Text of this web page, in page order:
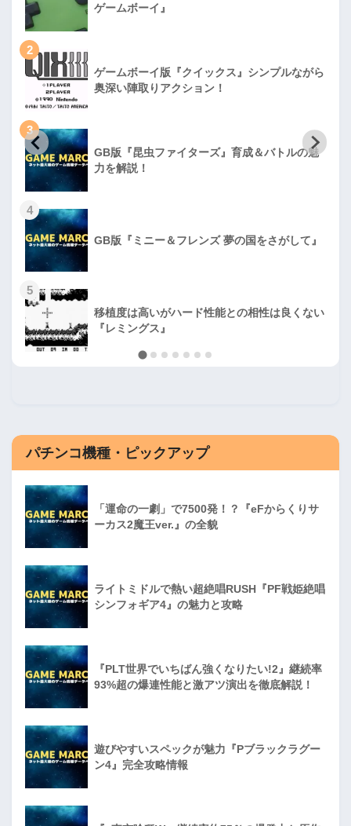
ゲームボーイ』
2
ゲームボーイ版『クイックス』シンプルながら
奥深い陣取りアクション！
3
GB版『昆虫ファイターズ』育成＆バトルの魅
力を解説！
4
GB版『ミニー＆フレンズ 夢の国をさがして』
5
移植度は高いがハード性能との相性は良くない
『レミングス』
パチンコ機種・ピックアップ
「運命の一劇」で7500発！？『eFからくりサ
ーカス2魔王ver.』の全貌
ライトミドルで熱い超絶唱RUSH『PF戦姫絶唱
シンフォギア4』の魅力と攻略
『PLT世界でいちばん強くなりたい!2』継続率
93%超の爆連性能と激アツ演出を徹底解説！
遊びやすいスペックが魅力『Pブラックラグー
ン4』完全攻略情報